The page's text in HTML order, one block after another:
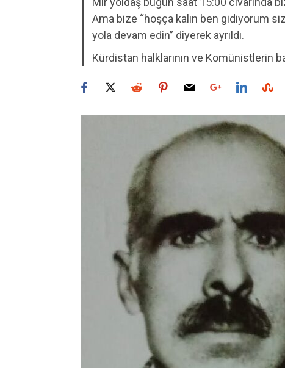
Ama bize “hoşça kalın ben gidiyorum
yola devam edin” diyerek ayrıldı.
Kürdistan halklarının ve Komünistlerin